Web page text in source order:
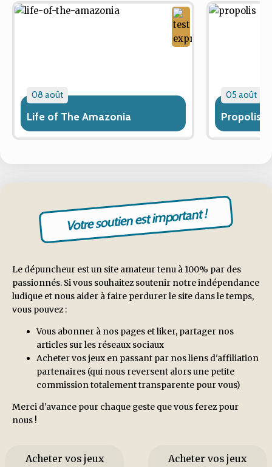
08 août
Life of The Amazonia
05 août
Propolis
Votre soutien est important !
Le dépuncheur est un site amateur tenu à 100% par des
passionnés. Si vous souhaitez soutenir notre indépendance
ludique et nous aider à faire perdurer le site dans le temps,
vous pouvez :
Vous abonner à nos pages et liker, partager nos
articles sur les réseaux sociaux
Acheter vos jeux en passant par nos liens d'affiliation
partenaires (qui nous reversent alors une petite
commission totalement transparente pour vous)
Merci d'avance pour chaque geste que vous ferez pour
nous !
Acheter vos jeux
Acheter vos jeux